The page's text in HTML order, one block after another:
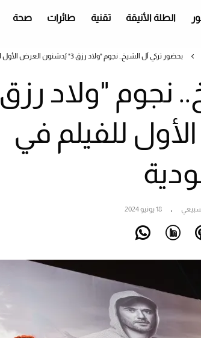
الطلة الأنيقة تقنية طائرات صحة
بحضور تركي آل الشيخ.. نجوم "ولاد رزق 3" يُدشنون العرض الأول للفيلم في السعودية
للفيلم في
18 يونيو 2024